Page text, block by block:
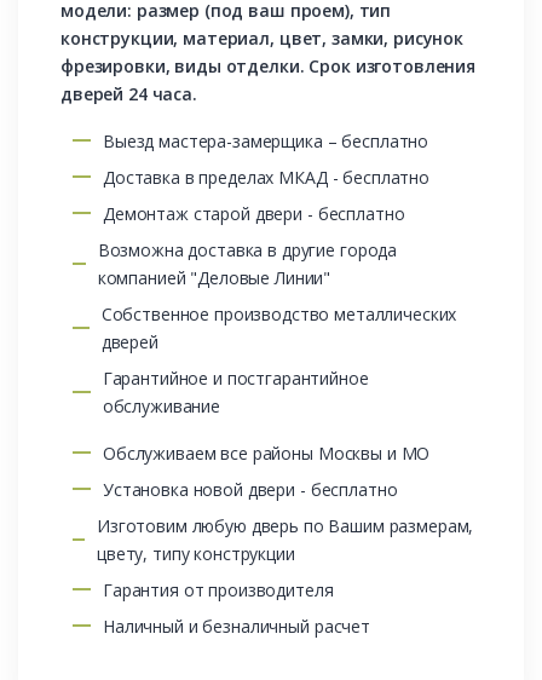
модели: размер (под ваш проем), тип
конструкции, материал, цвет, замки, рисунок
фрезировки, виды отделки. Срок изготовления
дверей 24 часа.
Выезд мастера-замерщика – бесплатно
Доставка в пределах МКАД - бесплатно
Демонтаж старой двери - бесплатно
Возможна доставка в другие города
компанией "Деловые Линии"
Собственное производство металлических
дверей
Гарантийное и постгарантийное
обслуживание
Обслуживаем все районы Москвы и МО
Установка новой двери - бесплатно
Изготовим любую дверь по Вашим размерам,
цвету, типу конструкции
Гарантия от производителя
Наличный и безналичный расчет